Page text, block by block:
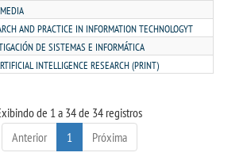
AND PRACTICE IN INFORMATION TECHNOLOGYT
DE SISTEMAS E INFORMÁTICA
INTELLIGENCE RESEARCH (PRINT)
de 1 a 34 de 34 registros
Anterior
1 Próxima